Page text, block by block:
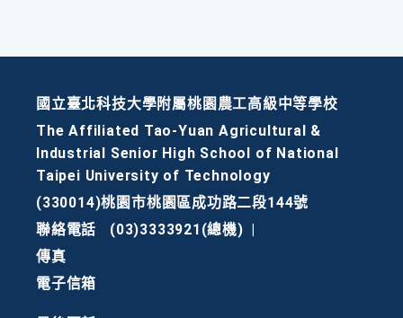
國立臺北科技大學附屬桃園農工高級中等學校
The Affiliated Tao-Yuan Agricultural &
Industrial Senior High School of National
Taipei University of Technology
(330014)桃園市桃園區成功路二段144號
聯絡電話
(03)3333921(總機)
傳真
電子信箱